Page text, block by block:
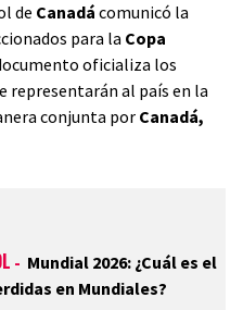
de Canadá comunicó la
para la Copa
oficializa los
representarán al país en la
conjunta por Canadá,
- Mundial 2026: ¿Cuál es el
en Mundiales?